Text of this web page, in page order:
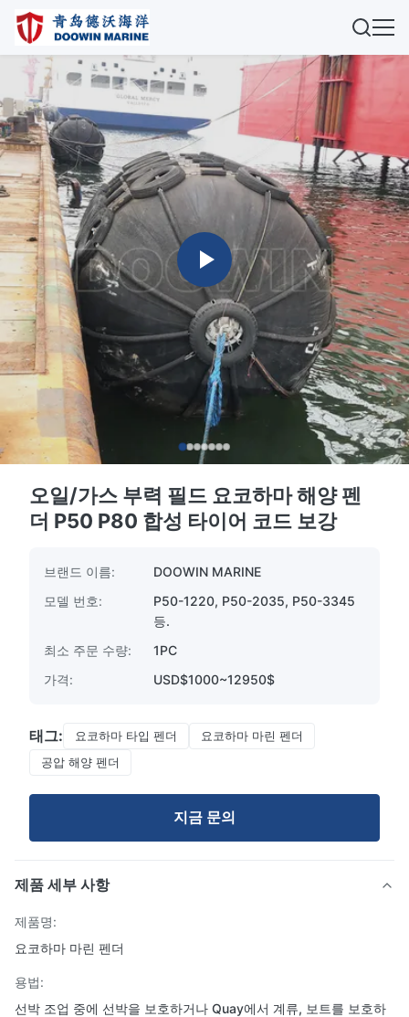
오일/가스 부력 필드 요코하마 해양 펜
더 P50 P80 합성 타이어 코드 보강
브랜드 이름:
DOOWIN MARINE
모델 번호:
P50-1220, P50-2035, P50-3345
등.
최소 주문 수량:
1PC
가격:
USD$1000~12950$
태그: 요코하마 타입 펜더
요코하마 마린 펜더
공압 해양 펜더
지금 문의
제품 세부 사항
제품명:
요코하마 마린 펜더
용법:
선박 조업 중에 선박을 보호하거나 Quay에서 계류, 보트를 보호하